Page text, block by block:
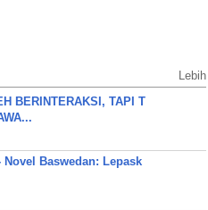
Lebih
BERINTERAKSI, TAPI T
Novel Baswedan: Lepask